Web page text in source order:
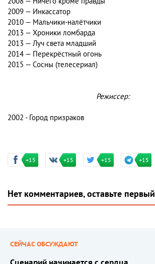
2009 — Инкассатор
2010 — Мальчики-налётчики
2013 — Хроники ломбарда
2013 — Луч света младший
2014 — Перекрёстный огонь
2015 — Сосны (телесериал)
Режиссер:
2002 - Город призраков
+15 +15 +15 +15
Нет комментариев, оставьте первый
СЕЙЧАС ОБСУЖДАЮТ